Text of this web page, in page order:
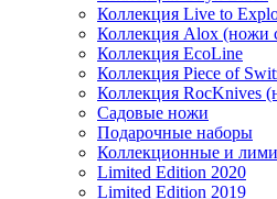
Коллекция Live to
Коллекция Alox (ножи
Коллекция EcoLine
Коллекция Piece of
Коллекция RocKnives
Садовые ножи
Подарочные наборы
Коллекционные и
Limited Edition 2020
Limited Edition 2019